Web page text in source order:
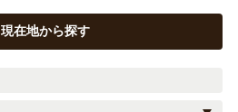
現在地から探す